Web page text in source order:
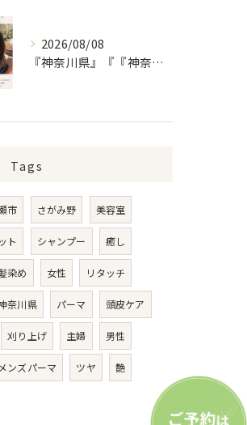
2026/08/08
『神奈川県』『『神奈川県』『綾瀬市』『海老名市』『美容室』
Tags
市 さがみ野 美容室
ト シャンプー 癒し
染め 女性 リタッチ
奈川県 パーマ 頭皮ケア
刈り上げ 主婦 男性
メンズパーマ ツヤ 艶